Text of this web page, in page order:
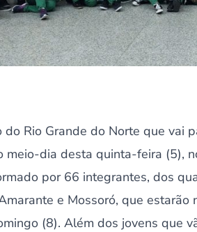
Rio Grande do Norte que vai
meio-dia desta quinta-feira (5),
por 66 integrantes, dos
e Mossoró, que
(8). Além dos jovens que